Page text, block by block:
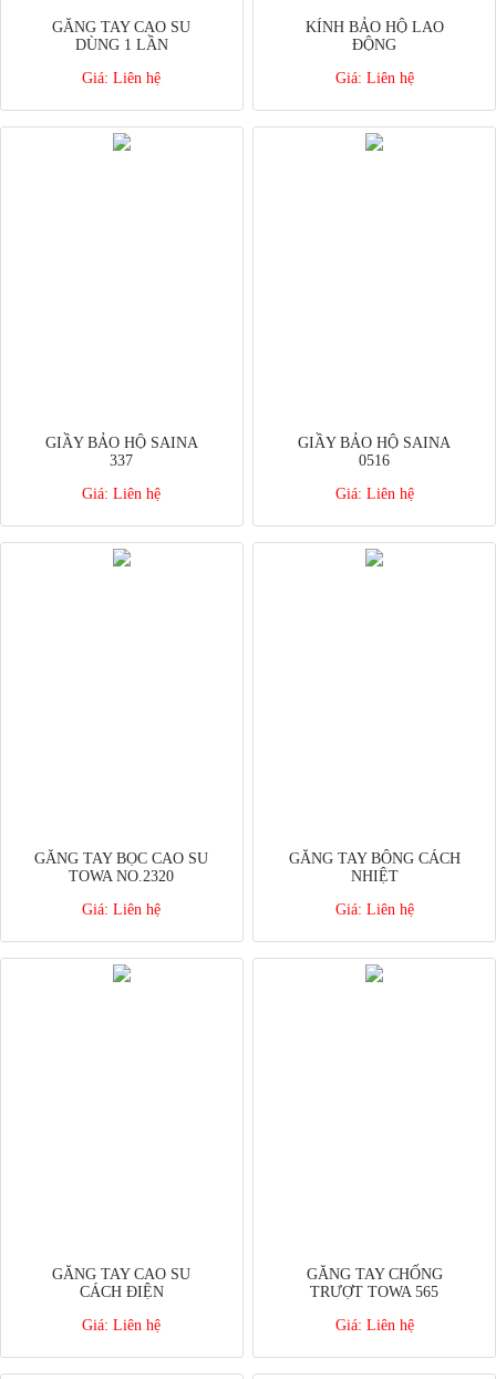
GĂNG TAY CAO SU
DÙNG 1 LẦN
Giá: Liên hệ
KÍNH BẢO HỘ LAO
ĐỘNG
Giá: Liên hệ
GIẦY BẢO HỘ SAINA
337
Giá: Liên hệ
GIẦY BẢO HỘ SAINA
0516
Giá: Liên hệ
GĂNG TAY BỌC CAO SU
TOWA NO.2320
Giá: Liên hệ
GĂNG TAY BÔNG CÁCH
NHIỆT
Giá: Liên hệ
GĂNG TAY CAO SU
CÁCH ĐIỆN
Giá: Liên hệ
GĂNG TAY CHỐNG
TRƯỢT TOWA 565
Giá: Liên hệ